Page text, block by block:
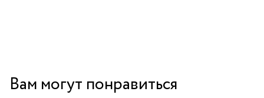
Вам могут понравиться